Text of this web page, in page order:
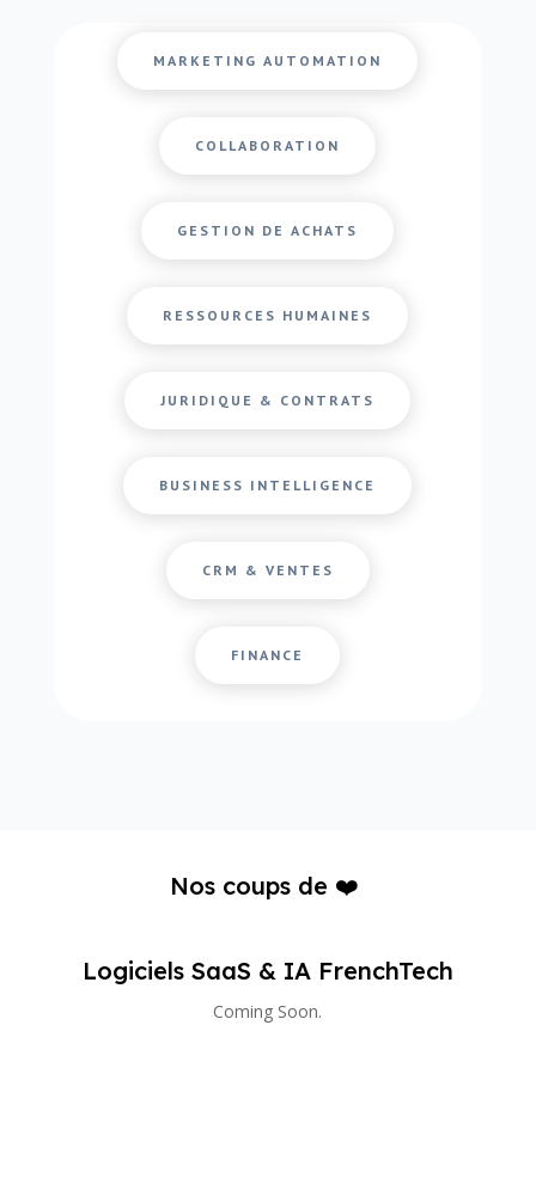
MARKETING AUTOMATION
COLLABORATION
GESTION DE ACHATS
RESSOURCES HUMAINES
JURIDIQUE & CONTRATS
BUSINESS INTELLIGENCE
CRM & VENTES
FINANCE
Nos coups de ❤️
Logiciels SaaS & IA FrenchTech
Coming Soon.